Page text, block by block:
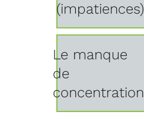
(impatiences)
Le manque
de
concentration